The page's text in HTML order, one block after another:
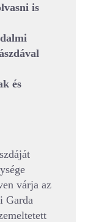
is
és
várja az
Garda